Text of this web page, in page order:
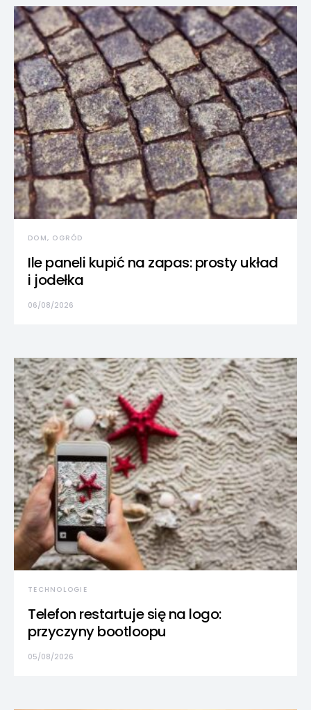
DOM, OGRÓD
Ile paneli kupić na zapas: prosty układ
i jodełka
06/08/2026
TECHNOLOGIE
Telefon restartuje się na logo:
przyczyny bootloopu
05/08/2026